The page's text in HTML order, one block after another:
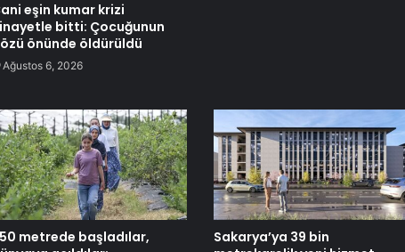
eşin kumar krizi
bitti: Çocuğunun
önünde öldürüldü
Ağustos 6, 2026
metrede başladılar,
Sakarya’ya 39 bin